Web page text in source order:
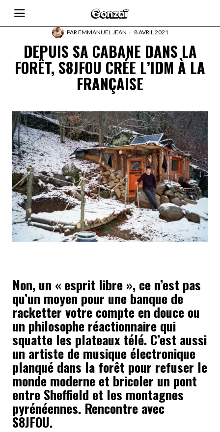
PAREMMANUEL JEAN 8 AVRIL 2021
DEPUIS SA CABANE DANS LA
FORÊT, S8JFOU CRÉE L’IDM À LA
FRANÇAISE
Non, un « esprit libre », ce n’est pas
qu’un moyen pour une banque de
racketter votre compte en douce ou
un philosophe réactionnaire qui
squatte les plateaux télé. C’est aussi
un artiste de musique électronique
planqué dans la forêt pour refuser le
monde moderne et bricoler un pont
entre Sheffield et les montagnes
pyrénéennes. Rencontre avec
S8JFOU.